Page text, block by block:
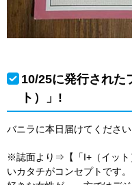
10/25に発行された
ト）」!
バニラに本日届けてくださ
※誌面より⇒【「I+（イット
いカタチがコンセプトです